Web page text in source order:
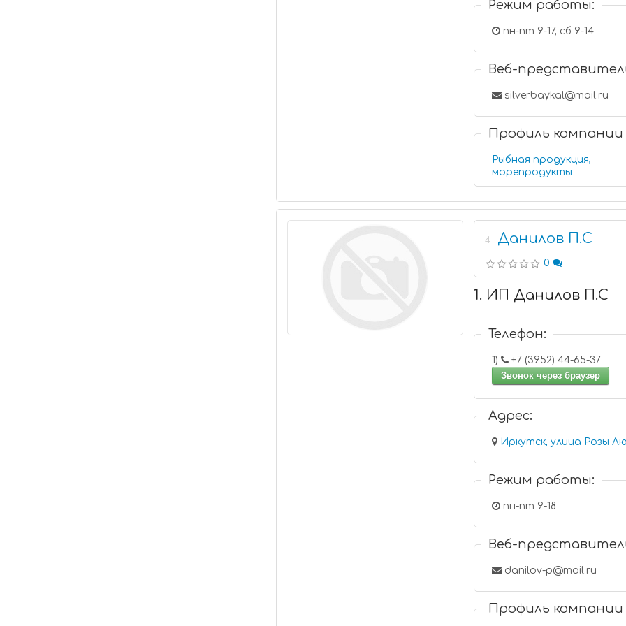
Режим работы:
пн-пт 9-17, сб 9-14
Веб-
silverbaykal@mail.ru
Профиль компании
Рыбная продукция,
морепродукты
4 Данилов П.С
0
1. ИП Данилов П.С
Телефон:
1)
+7 (3952) 44-65-37
Звонок через браузер
Адрес:
Иркутск, улица Розы
Режим работы:
пн-пт 9-18
Веб-
danilov-p@mail.ru
Профиль компании